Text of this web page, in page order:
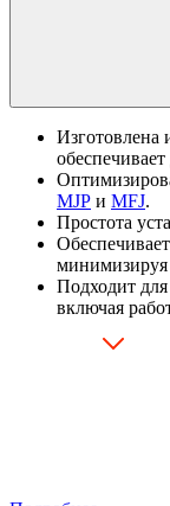
Изготовлена
MJP и MFJ.
Простота
минимизируя
Подходит
включая